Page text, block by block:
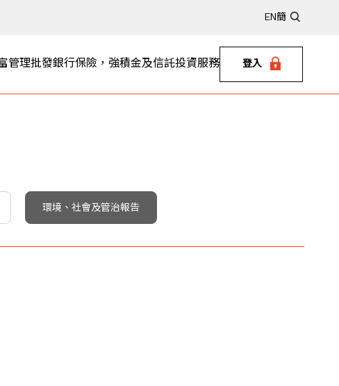
EN 簡
管理批發銀行保險，強積金及信託投資服務 登入
環境、社會及管治報告